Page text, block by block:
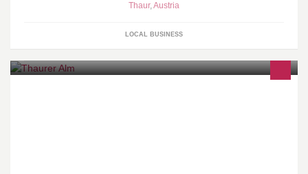
Thaur,Austria
LOCAL BUSINESS